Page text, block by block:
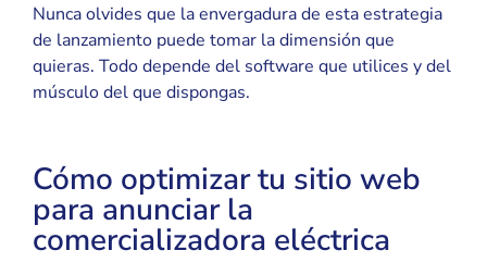
Nunca olvides que la envergadura de esta estrategia
de lanzamiento puede tomar la dimensión que
quieras. Todo depende del software que utilices y del
músculo del que dispongas.
Cómo optimizar tu sitio web
para anunciar la
comercializadora eléctrica